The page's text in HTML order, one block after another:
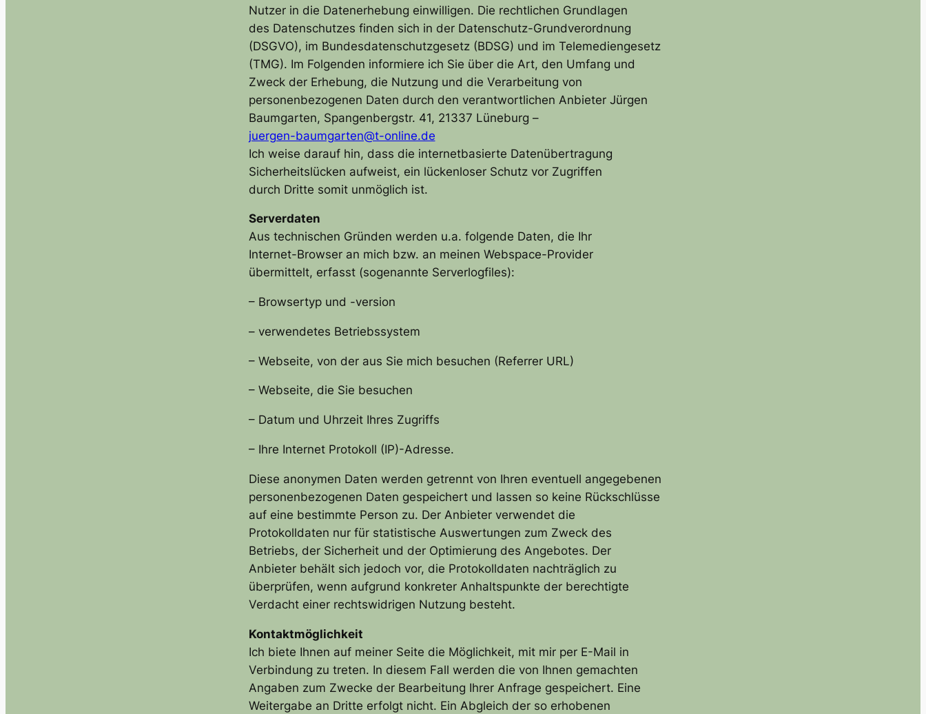
Nutzer in die Datenerhebung einwilligen. Die rechtlichen Grundlagen
des Datenschutzes finden sich in der Datenschutz-Grundverordnung
(DSGVO), im Bundesdatenschutzgesetz (BDSG) und im Telemediengesetz
(TMG). Im Folgenden informiere ich Sie über die Art, den Umfang und
Zweck der Erhebung, die Nutzung und die Verarbeitung von
personenbezogenen Daten durch den verantwortlichen Anbieter Jürgen
Baumgarten, Spangenbergstr. 41, 21337 Lüneburg –
juergen-baumgarten@t-online.de
Ich weise darauf hin, dass die internetbasierte Datenübertragung
Sicherheitslücken aufweist, ein lückenloser Schutz vor Zugriffen
durch Dritte somit unmöglich ist.
Serverdaten
Aus technischen Gründen werden u.a. folgende Daten, die Ihr
Internet-Browser an mich bzw. an meinen Webspace-Provider
übermittelt, erfasst (sogenannte Serverlogfiles):
– Browsertyp und -version
– verwendetes Betriebssystem
– Webseite, von der aus Sie mich besuchen (Referrer URL)
– Webseite, die Sie besuchen
– Datum und Uhrzeit Ihres Zugriffs
– Ihre Internet Protokoll (IP)-Adresse.
Diese anonymen Daten werden getrennt von Ihren eventuell angegebenen
personenbezogenen Daten gespeichert und lassen so keine Rückschlüsse
auf eine bestimmte Person zu. Der Anbieter verwendet die
Protokolldaten nur für statistische Auswertungen zum Zweck des
Betriebs, der Sicherheit und der Optimierung des Angebotes. Der
Anbieter behält sich jedoch vor, die Protokolldaten nachträglich zu
überprüfen, wenn aufgrund konkreter Anhaltspunkte der berechtigte
Verdacht einer rechtswidrigen Nutzung besteht.
Kontaktmöglichkeit
Ich biete Ihnen auf meiner Seite die Möglichkeit, mit mir per E-Mail in
Verbindung zu treten. In diesem Fall werden die von Ihnen gemachten
Angaben zum Zwecke der Bearbeitung Ihrer Anfrage gespeichert. Eine
Weitergabe an Dritte erfolgt nicht. Ein Abgleich der so erhobenen